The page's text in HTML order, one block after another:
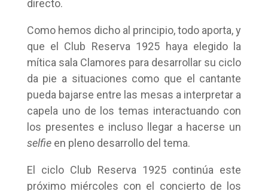
directo.
Como hemos dicho al principio, todo aporta, y
que el Club Reserva 1925 haya elegido la
mítica sala Clamores para desarrollar su ciclo
da pie a situaciones como que el cantante
pueda bajarse entre las mesas a interpretar a
capela uno de los temas interactuando con
los presentes e incluso llegar a hacerse un
selfieen pleno desarrollo del tema.
El ciclo Club Reserva 1925 continúa este
próximo miércoles con el concierto de los